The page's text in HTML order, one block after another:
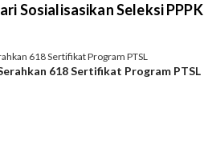
Sosialisasikan Seleksi PPPK
618 Sertifikat Program PTSL